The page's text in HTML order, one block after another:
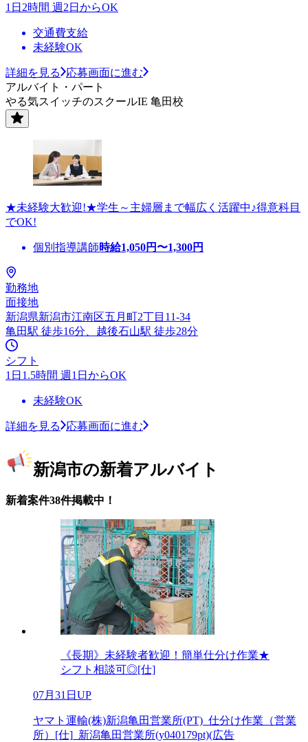
1日2時間 週2日からOK
交通費支給
未経験OK
詳細を見る
応募画面に進む
アルバイト・パート
やる気スイッチのスクールIE 亀田校
★未経験大歓迎!★学生～主婦層まで幅広く活躍中♪得意科目
でOK!
個別指導講師時給1,050円〜1,300円
勤務地
面接地
新潟県新潟市江南区五月町2丁目11-34
亀田駅 徒歩16分、越後石山駅 徒歩28分
シフト
1日1.5時間 週1日からOK
未経験OK
詳細を見る 応募画面に進む
新潟市の新着アルバイト
新着案件38件掲載中！
《長期》未経験者歓迎！簡単仕分け作業★
シフト相談可◎[仕]
07月31日UP
ヤマト運輸(株)新潟亀田営業所(PT)_仕分け作業（営業
所）[仕]_新潟亀田営業所(y040179pt)(広告